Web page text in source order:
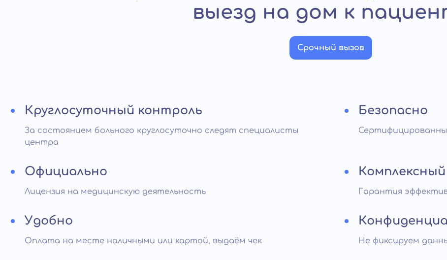
выезд на дом к
Срочный вызов
Круглосуточный контроль
За состоянием больного круглосуточно следят специалисты
центра
Безопасно
Официально
Лицензия на медицинскую деятельность
Комплексный
Гарантия
Удобно
Оплата на месте наличными или картой, выдаём чек Не фиксируем